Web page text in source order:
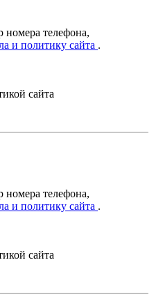
номера телефона,
и политику сайта .
сайта
номера телефона,
и политику сайта .
сайта